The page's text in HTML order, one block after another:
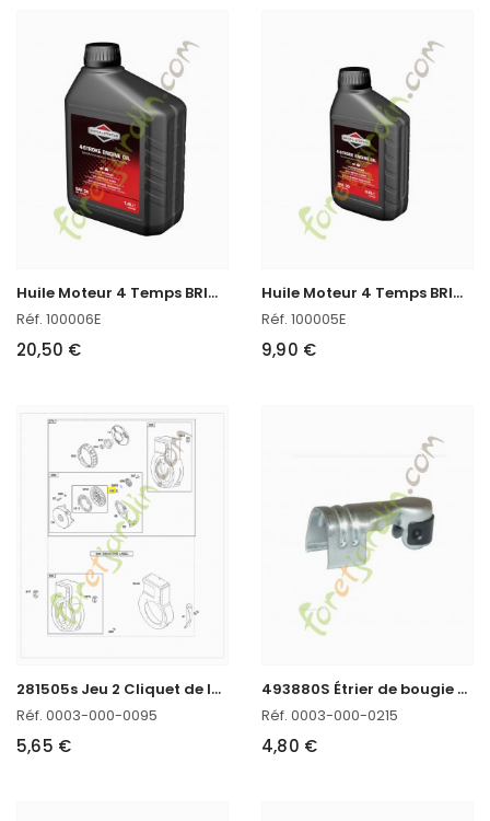
H
uile Moteur 4 Temps BRIGGS STRATTON en stock
Réf. 100006E
20,50 €
H
uile Moteur 4 Temps BRIGGS STRATTON en stock
Réf. 100005E
9,90 €
2
81505s Jeu 2 Cliquet de lanceur Stihl réf. 0003-000-0095 en stock
Réf. 0003-000-0095
5,65 €
4
93880S Étrier de bougie Briggs & Stratton
Réf. 0003-000-0215
4,80 €